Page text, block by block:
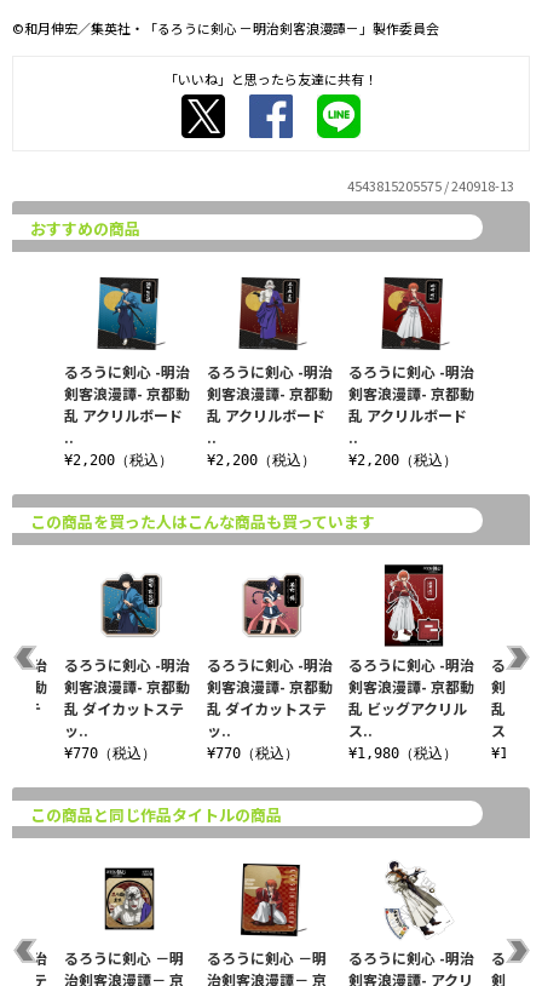
©和月伸宏／集英社・「るろうに剣心 －明治剣客浪漫譚－」製作委員会
「いいね」と思ったら友達に共有！
4543815205575 / 240918-13
おすすめの商品
るろうに剣心 -明治
剣客浪漫譚- 京都動
乱 アクリルボード
..
¥2,200（税込）
るろうに剣心 -明治
剣客浪漫譚- 京都動
乱 アクリルボード
..
¥2,200（税込）
るろうに剣心 -明治
剣客浪漫譚- 京都動
乱 アクリルボード
..
¥2,200（税込）
この商品を買った人はこんな商品も買っています
るろうに剣心 -明治
剣客浪漫譚- 京都動
乱 ダイカットステ
ッ..
¥770（税込）
るろうに剣心 -明治
剣客浪漫譚- 京都動
乱 ビッグアクリル
ス..
¥1,980（税込）
るろう
剣客浪
乱 ビ
ス..
¥1,980
-明治
都動
ステ
るろうに剣心 -明治
剣客浪漫譚- 京都動
乱 ダイカットステ
ッ..
¥770（税込）
この商品と同じ作品タイトルの商品
るろうに剣心 －明
治剣客浪漫譚－ 京
るろうに剣心 -明治
剣客浪漫譚- アクリ
るろう
剣客浪
-明治
ミテ
るろうに剣心 －明
治剣客浪漫譚－ 京